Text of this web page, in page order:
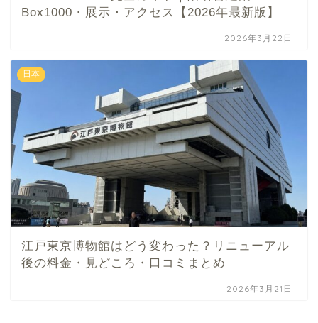
Box1000・展示・アクセス【2026年最新版】
2026年3月22日
日本
江戸東京博物館はどう変わった？リニューアル
後の料金・見どころ・口コミまとめ
2026年3月21日